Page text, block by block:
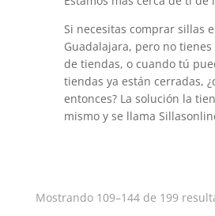
Si necesitas comprar sillas
Guadalajara, pero no
de tiendas, o cuando tú
tiendas ya están cerradas,
entonces? La solución la
mismo y se llama
Mostrando 109–144 de 199